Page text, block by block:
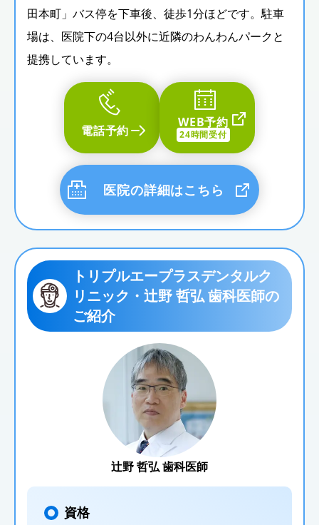
田本町」バス停を下車後、徒歩1分ほどです。駐車
場は、医院下の4台以外に近隣のわんわんパークと
提携しています。
電話予約
WEB予約
24時間受付
医院の詳細はこちら
トリプルエープラスデンタルク
リニック・辻野 哲弘 歯科医師の
ご紹介
辻野 哲弘 歯科医師
資格